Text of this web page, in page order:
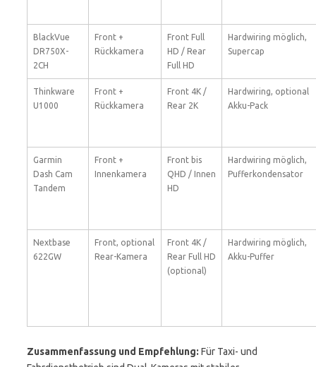
BlackVue
DR750X-
2CH
Front +
Rückkamera
Front Full
HD / Rear
Full HD
Hardwiring möglich,
Supercap
Thinkware
U1000
Front +
Rückkamera
Front 4K /
Rear 2K
Hardwiring, optional
Akku-Pack
Garmin
Dash Cam
Tandem
Front +
Innenkamera
Front bis
QHD / Innen
HD
Hardwiring möglich,
Pufferkondensator
Nextbase
622GW
Front, optional
Rear-Kamera
Front 4K /
Rear Full HD
(optional)
Hardwiring möglich,
Akku-Puffer
Zusammenfassung und Empfehlung: Für Taxi- und